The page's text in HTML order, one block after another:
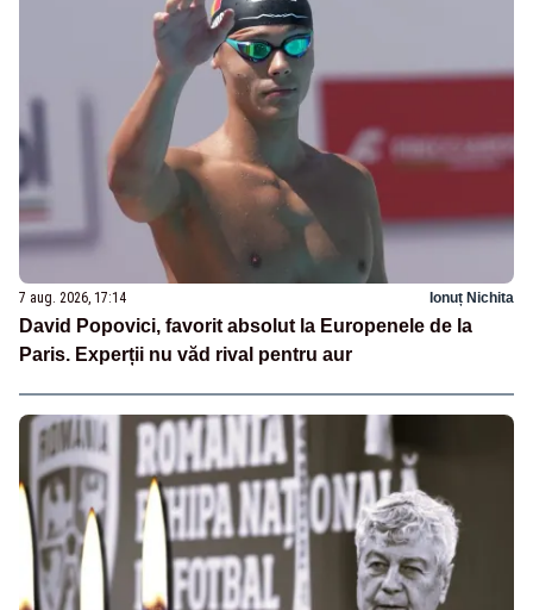
7 aug. 2026, 17:14 Ionuț Nichita
David Popovici, favorit absolut la Europenele de la
Paris. Experții nu văd rival pentru aur